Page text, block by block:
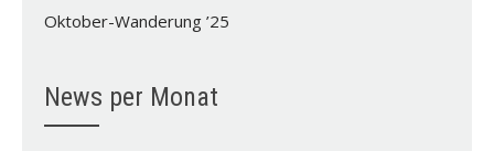
Oktober-Wanderung ’25
News per Monat